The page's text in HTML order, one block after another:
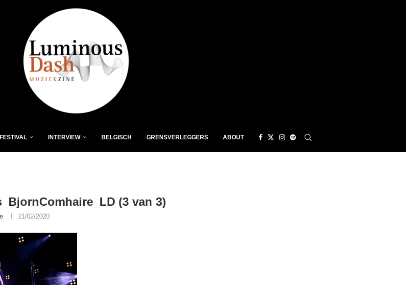
FESTIVAL INTERVIEW BELGISCH GRENSVERLEGGERS ABOUT
(3 van 3)
21/02/2020